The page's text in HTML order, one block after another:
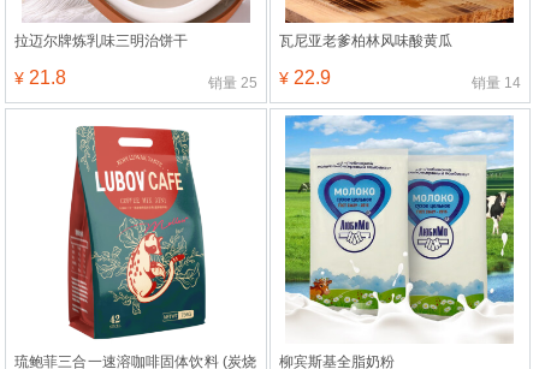
拉迈尔牌炼乳味三明治饼干
¥ 21.8 销量 25
瓦尼亚老爹柏林风味酸黄瓜
¥22.9 销量 14
琉鲍菲三合一速溶咖啡固体饮料 (炭烧
柳宾斯基全脂奶粉